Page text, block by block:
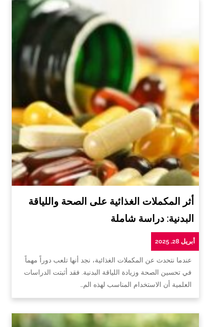
أثر المكملات الغذائية على الصحة واللياقة
البدنية: دراسة شاملة
أبريل 28, 2025
عندما نتحدث عن المكملات الغذائية، نجد أنها تلعب دوراً مهماً
في تحسين الصحة وزيادة اللياقة البدنية. فقد أثبتت الدراسات
العلمية أن الاستخدام المناسب لهذه الم…